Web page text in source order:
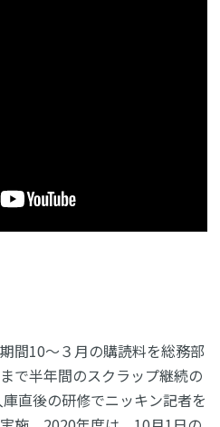
間10～３月の購読料を総務部
で半年間のスクラップ継続の
直後の研修でニッキン記者を